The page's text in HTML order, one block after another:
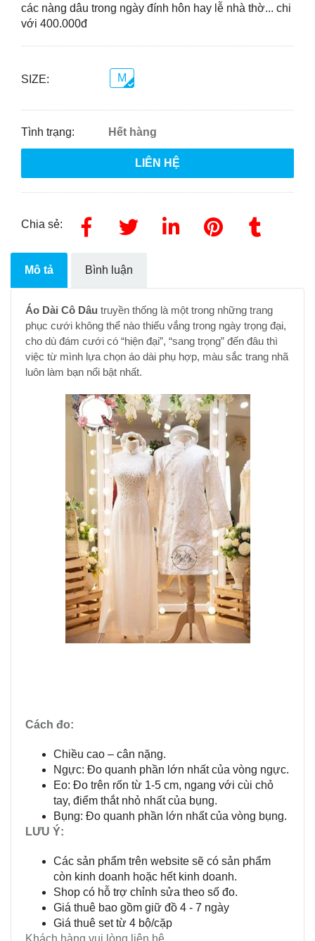
các nàng dâu trong ngày đính hôn hay lễ nhà thờ... chi
với 400.000đ
SIZE: M
Tình trạng: Hết hàng
LIÊN HỆ
Chia sẻ:
Mô tả Bình luận
Áo Dài Cô Dâu truyền thống là một trong những trang
phục cưới không thể nào thiếu vắng trong ngày trọng đại,
cho dù đám cưới có “hiện đại”, “sang trọng” đến đâu thì
việc từ mình lựa chọn áo dài phụ hợp, màu sắc trang nhã
luôn làm bạn nổi bật nhất.
Cách đo:
Chiều cao – cân nặng.
Ngực: Đo quanh phần lớn nhất của vòng ngực.
Eo: Đo trên rốn từ 1-5 cm, ngang với cùi chỏ
tay, điểm thắt nhỏ nhất của bụng.
Bụng: Đo quanh phần lớn nhất của vòng bụng.
LƯU Ý:
Các sản phẩm trên website sẽ có sản phẩm
còn kinh doanh hoặc hết kinh doanh.
Shop có hỗ trợ chỉnh sửa theo số đo.
Giá thuê bao gồm giữ đồ 4 - 7 ngày
Giá thuê set từ 4 bộ/cặp
Khách hàng vui lòng liên hệ